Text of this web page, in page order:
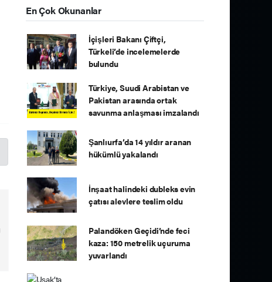
En Çok Okunanlar
İçişleri Bakanı Çiftçi,
Türkeli’de incelemelerde
bulundu
Türkiye, Suudi Arabistan ve
Pakistan arasında ortak
savunma anlaşması imzalandı
Şanlıurfa’da 14 yıldır aranan
hükümlü yakalandı
İnşaat halindeki dubleks evin
çatısı alevlere teslim oldu
Palandöken Geçidi’nde feci
kaza: 150 metrelik uçuruma
yuvarlandı